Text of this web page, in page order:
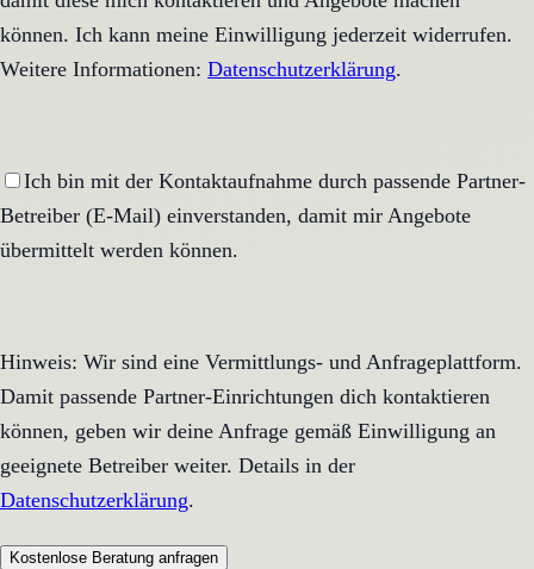
können. Ich kann meine Einwilligung jederzeit widerrufen.
Weitere Informationen: Datenschutzerklärung.
Ich bin mit der Kontaktaufnahme durch passende Partner-
Betreiber (E-Mail) einverstanden, damit mir Angebote
übermittelt werden können.
Hinweis: Wir sind eine Vermittlungs- und Anfrageplattform.
Damit passende Partner-Einrichtungen dich kontaktieren
können, geben wir deine Anfrage gemäß Einwilligung an
geeignete Betreiber weiter. Details in der
Datenschutzerklärung.
Kostenlose Beratung anfragen